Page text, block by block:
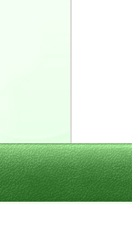
| www.cbsuzr.ru